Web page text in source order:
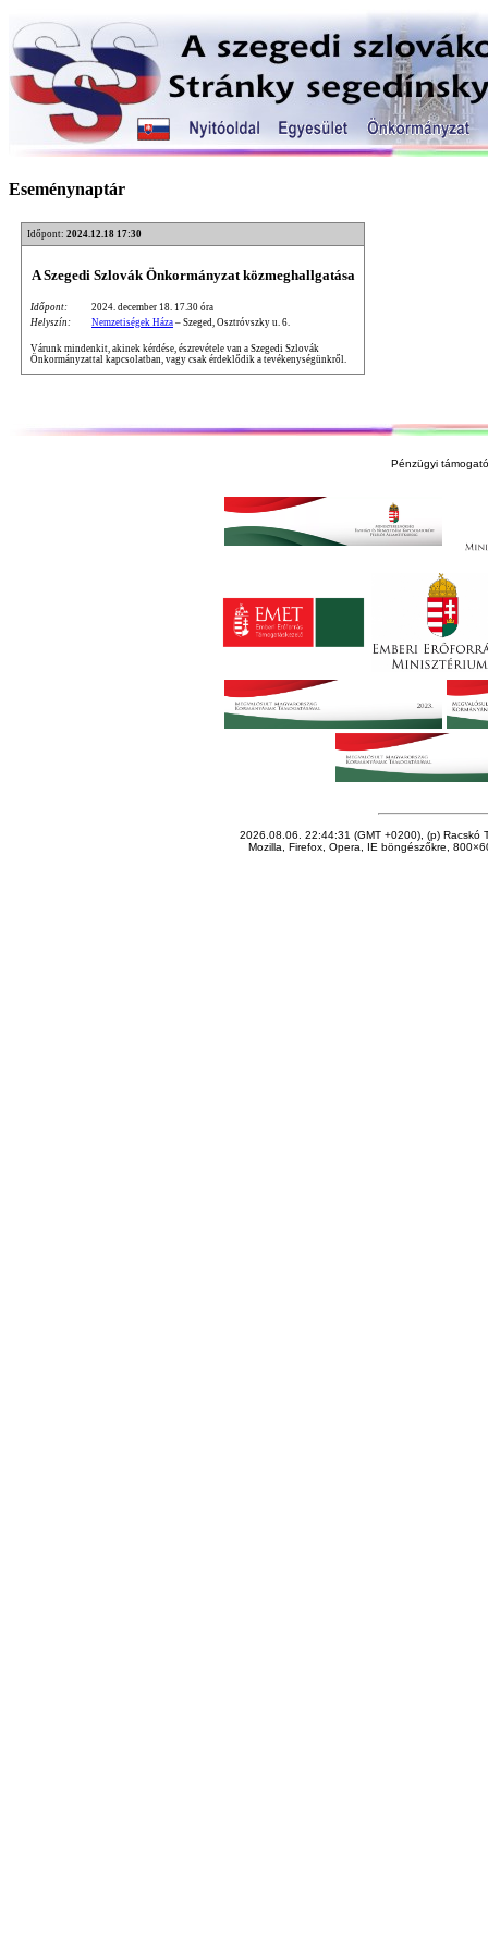
Eseménynaptár
Időpont: 2024.12.18 17:30
A Szegedi Szlovák Önkormányzat közmeghallgatása
Időpont:
2024. december 18. 17.30 óra
Helyszín:
Nemzetiségek Háza – Szeged, Osztróvszky u. 6.
Várunk mindenkit, akinek kérdése, észrevétele van a Szegedi Szlovák
Önkormányzattal kapcsolatban, vagy csak érdeklődik a tevékenységünkről.
Pénzügyi
2026.08.06. 22:44:31 (GMT +0200), (p) Racskó
Mozilla, Firefox, Opera, IE böngészőkre,